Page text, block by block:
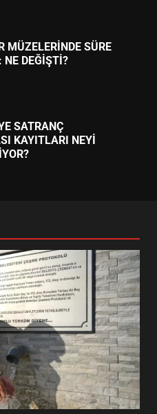
MÜZELERİNDE SÜRE
DEĞİŞTİ?
SATRANÇ
KAYITLARI NEYİ
NASIL
MİRASI İÇİN
GEÇİYOR: GÖZLER
TÜRK BAHARATI
ETTİ?